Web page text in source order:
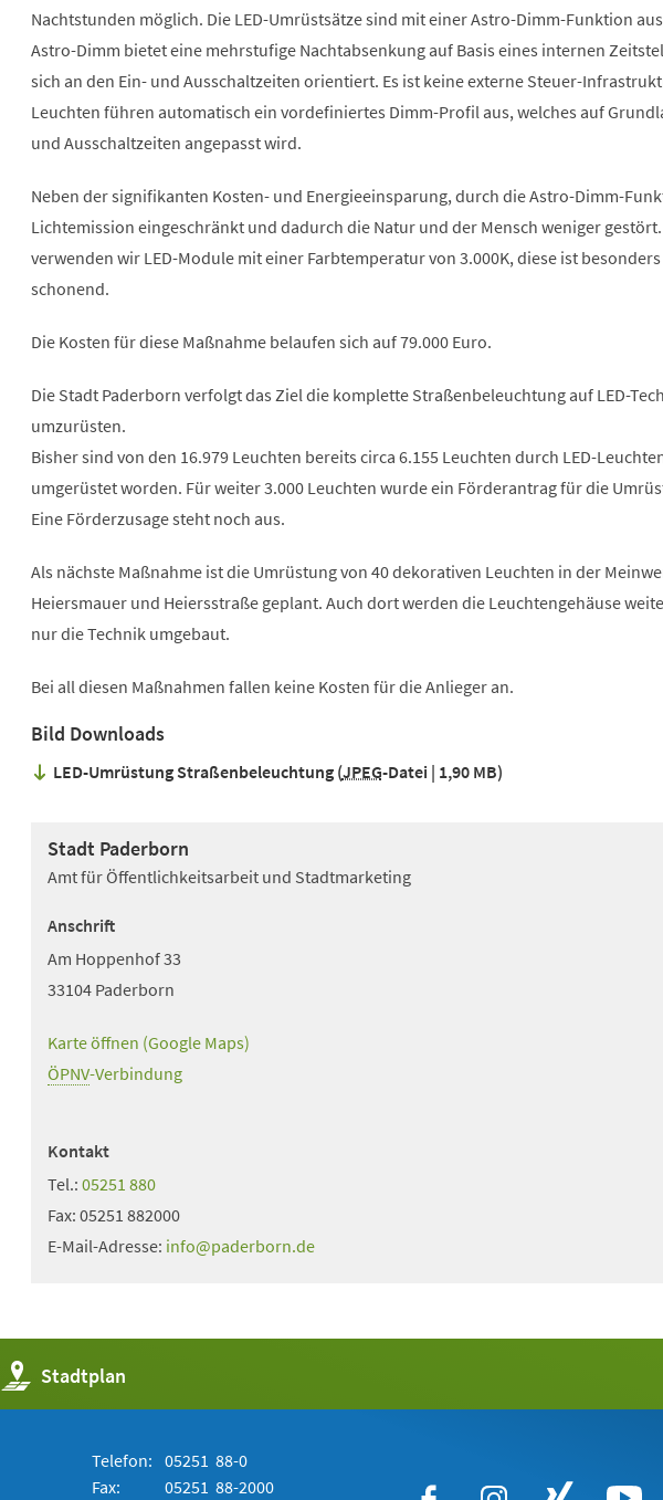
Nachtstunden möglich. Die LED-Umrüstsätze sind mit einer Astro-Dimm-Funktion
Astro-Dimm bietet eine mehrstufige Nachtabsenkung auf Basis eines internen
sich an den Ein- und Ausschaltzeiten orientiert. Es ist keine externe Steuer-
Leuchten führen automatisch ein vordefiniertes Dimm-Profil aus, welches auf
und Ausschaltzeiten angepasst wird.
Neben der signifikanten Kosten- und Energieeinsparung, durch die Astro-Dimm-
Lichtemission eingeschränkt und dadurch die Natur und der Mensch weniger
verwenden wir LED-Module mit einer Farbtemperatur von 3.000K, diese ist
schonend.
Die Kosten für diese Maßnahme belaufen sich auf 79.000 Euro.
Die Stadt Paderborn verfolgt das Ziel die komplette Straßenbeleuchtung auf LED-
umzurüsten.
Bisher sind von den 16.979 Leuchten bereits circa 6.155 Leuchten durch LED-
umgerüstet worden. Für weiter 3.000 Leuchten wurde ein Förderantrag für die
Eine Förderzusage steht noch aus.
Als nächste Maßnahme ist die Umrüstung von 40 dekorativen Leuchten in der
Heiersmauer und Heiersstraße geplant. Auch dort werden die Leuchtengehäuse
nur die Technik umgebaut.
Bei all diesen Maßnahmen fallen keine Kosten für die Anlieger an.
Bild Downloads
LED-Umrüstung Straßenbeleuchtung JPEG-Datei 1,90 MB
Stadt Paderborn
Amt für Öffentlichkeitsarbeit und Stadtmarketing
Anschrift
Am Hoppenhof 33
33104 Paderborn
Karte öffnen (Google Maps)
(Öffnet
in
ÖPNV-Verbindung
(Öffnet
Tab)
Kontakt
Tel.: 05251 880
Fax: 05251 882000
E-Mail-Adresse: info paderborn de
Stadtplan
(Öffnet
in
einem
Telefon: 05251 88-0
Fax:
05251 88-2000